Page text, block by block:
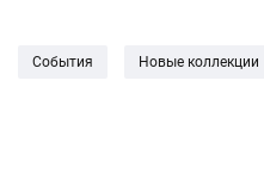
События Новые коллекции